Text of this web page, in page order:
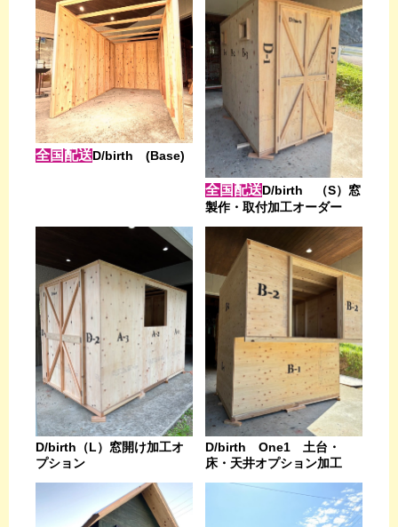
全国配送D/birth (Base)
全国配送D/birth （S）窓
製作・取付加工オーダー
D/birth（L）窓開け加工オ
プション
D/birth One1 土台・
床・天井オプション加工